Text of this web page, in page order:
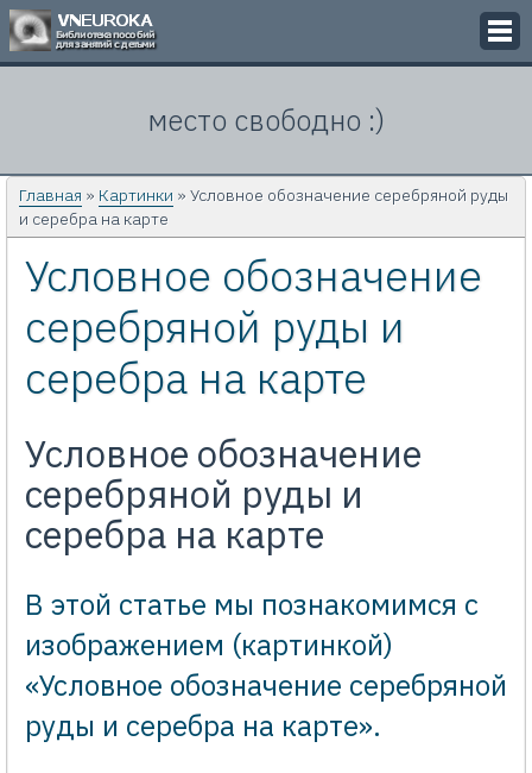
Кроссворды
Презентации
Задачи
Картинки
Контакты
место свободно :)
Главная » Картинки » Условное обозначение серебряной руды
и серебра на карте
Условное обозначение
серебряной руды и
серебра на карте
Условное обозначение
серебряной руды и
серебра на карте
В этой статье мы познакомимся с
изображением (картинкой)
«Условное обозначение серебряной
руды и серебра на карте».